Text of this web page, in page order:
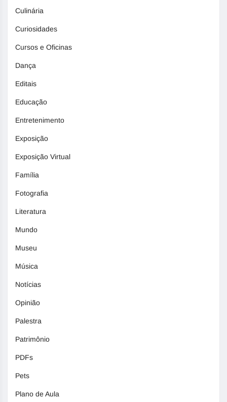
Culinária
Curiosidades
Cursos e Oficinas
Dança
Editais
Educação
Entretenimento
Exposição
Exposição Virtual
Família
Fotografia
Literatura
Mundo
Museu
Música
Notícias
Opinião
Palestra
Patrimônio
PDFs
Pets
Plano de Aula